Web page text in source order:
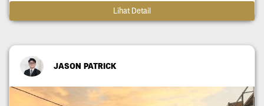
Lihat Detail
JASON PATRICK